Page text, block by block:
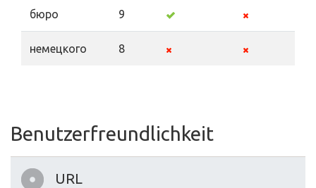
бюро 9
немецкого 8
Benutzerfreundlichkeit
URL